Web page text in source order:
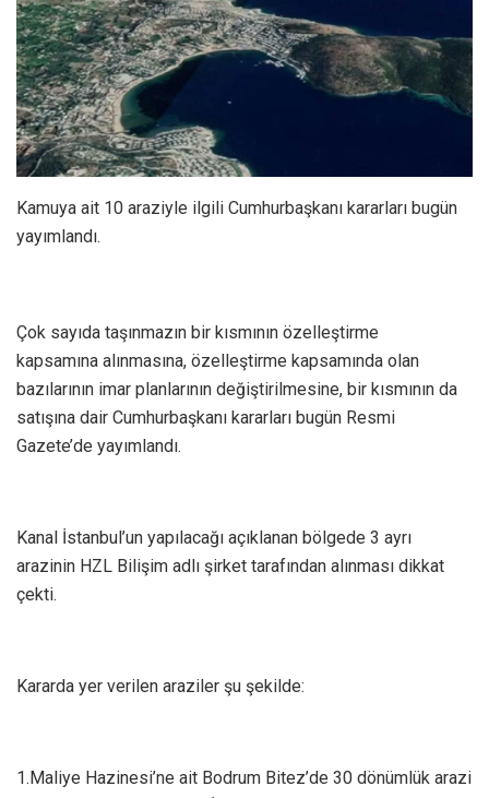
Kamuya ait 10 araziyle ilgili Cumhurbaşkanı kararları bugün
yayımlandı.
Çok sayıda taşınmazın bir kısmının özelleştirme
kapsamına alınmasına, özelleştirme kapsamında olan
bazılarının imar planlarının değiştirilmesine, bir kısmının da
satışına dair Cumhurbaşkanı kararları bugün Resmi
Gazete’de yayımlandı.
Kanal İstanbul’un yapılacağı açıklanan bölgede 3 ayrı
arazinin HZL Bilişim adlı şirket tarafından alınması dikkat
çekti.
Kararda yer verilen araziler şu şekilde:
1.Maliye Hazinesi’ne ait Bodrum Bitez’de 30 dönümlük arazi